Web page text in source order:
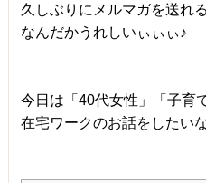
久しぶりにメルマガを送れ
なんだかうれしいぃぃぃ♪
今日は「40代女性」「子育
在宅ワークのお話をしたい